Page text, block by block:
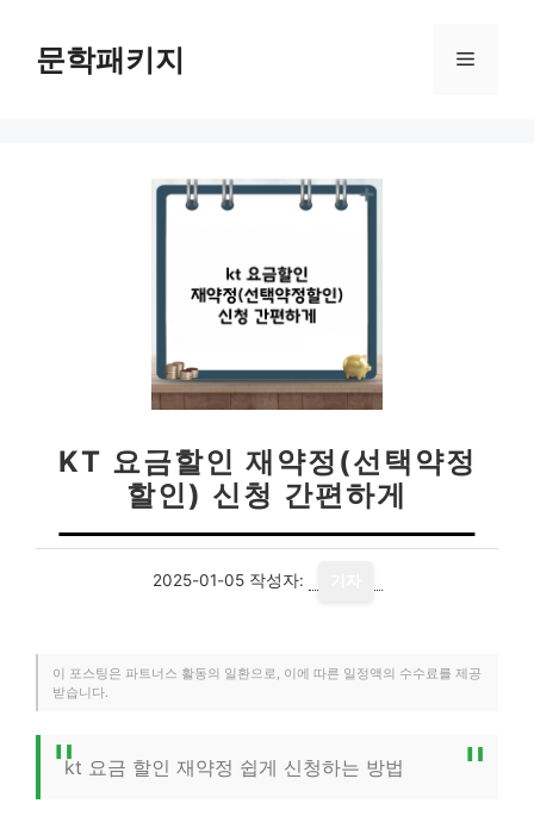
문학패키지 메
KT 요금할인 재약정(선택약정
할인) 신청 간편하게
2025-01-05 작성자:
이 포스팅은 파트너스 활동의 일환으로, 이에 따른 일정액의 수수료를 제공
받습니다.
kt 요금 할인 재약정 쉽게 신청하는 방법